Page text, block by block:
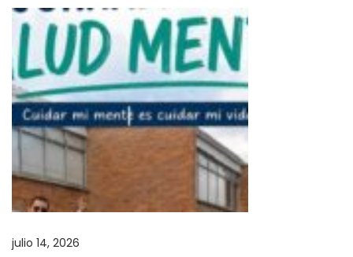
a
ó
n
u
g
o
A
julio 14, 2026